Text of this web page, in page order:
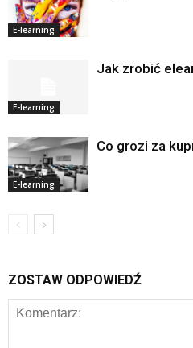
E-learning
E-learning
Jak zrobić
E-learning
Co grozi za
ZOSTAW ODPOWIEDŹ